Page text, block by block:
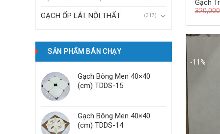
GẠCH ỐP LÁT NỘI THẤT (317)
SẢN PHẨM BÁN CHẠY
Gạch Bông Men 40×40
(cm) TDDS-15
Gạch Bông Men 40×40
(cm) TDDS-14
Gạch
Khẩu
320,000
-11%